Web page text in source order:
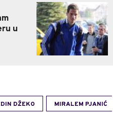
u
0
DŽEKO MIRALEM PJANIĆ